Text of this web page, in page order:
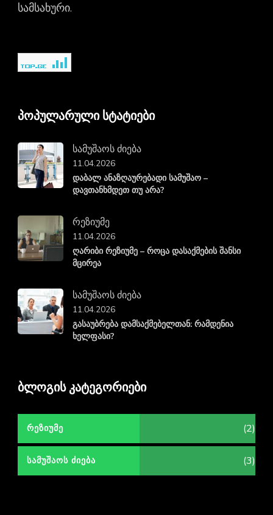
სამსახური.
პოპულარული სტატიები
სამუშაოს ძიება
დაბალ ანაზღაურებადი სამუშაო –
დავთანხმდეთ თუ არა?
11.04.2026
რეზიუმე
ღარიბი რეზიუმე – როცა დასაქმების შანსი
მცირეა
11.04.2026
სამუშაოს ძიება
გასაუბრება დამსაქმებელთან: რამდენია
ხელფასი?
11.04.2026
ბლოგის კატეგორიები
ᲠᲔᲖᲘᲣᲛᲔ (2)
ᲡᲐᲛᲣᲨᲐᲝᲡ ᲫᲘᲔᲑᲐ (3)